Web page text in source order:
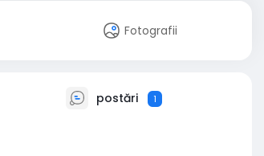
Fotografii
postări 1